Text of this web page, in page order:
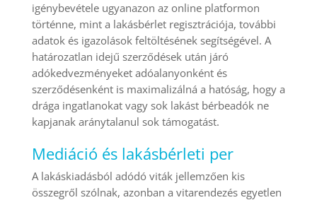
igénybevétele ugyanazon az online platformon
történne, mint a lakásbérlet regisztrációja, további
adatok és igazolások feltöltésének segítségével. A
határozatlan idejű szerződések után járó
adókedvezményeket adóalanyonként és
szerződésenként is maximalizálná a hatóság, hogy a
drága ingatlanokat vagy sok lakást bérbeadók ne
kapjanak aránytalanul sok támogatást.
Mediáció és lakásbérleti per
A lakáskiadásból adódó viták jellemzően kis
összegről szólnak, azonban a vitarendezés egyetlen